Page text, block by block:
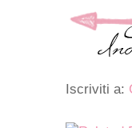
Iscriviti a: